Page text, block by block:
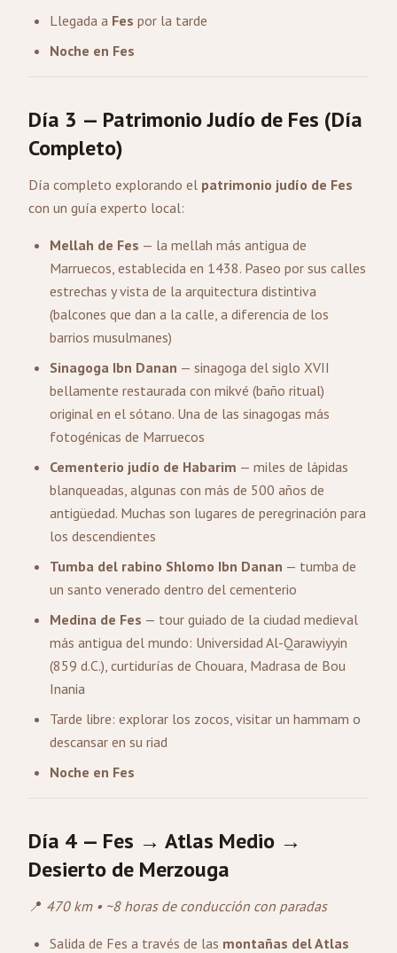
Llegada a Fes por la tarde
Noche en Fes
Día 3 — Patrimonio Judío de Fes (Día
Completo)
Día completo explorando el patrimonio judío de Fes
con un guía experto local:
Mellah de Fes — la mellah más antigua de
Marruecos, establecida en 1438. Paseo por sus calles
estrechas y vista de la arquitectura distintiva
(balcones que dan a la calle, a diferencia de los
barrios musulmanes)
Sinagoga Ibn Danan — sinagoga del siglo XVII
bellamente restaurada con mikvé (baño ritual)
original en el sótano. Una de las sinagogas más
fotogénicas de Marruecos
Cementerio judío de Habarim — miles de lápidas
blanqueadas, algunas con más de 500 años de
antigüedad. Muchas son lugares de peregrinación para
los descendientes
Tumba del rabino Shlomo Ibn Danan — tumba de
un santo venerado dentro del cementerio
Medina de Fes — tour guiado de la ciudad medieval
más antigua del mundo: Universidad Al-Qarawiyyin
(859 d.C.), curtidurías de Chouara, Madrasa de Bou
Inania
Tarde libre: explorar los zocos, visitar un hammam o
descansar en su riad
Noche en Fes
Día 4 — Fes → Atlas Medio →
Desierto de Merzouga
📍 470 km • ~8 horas de conducción con paradas
Salida de Fes a través de las montañas del Atlas